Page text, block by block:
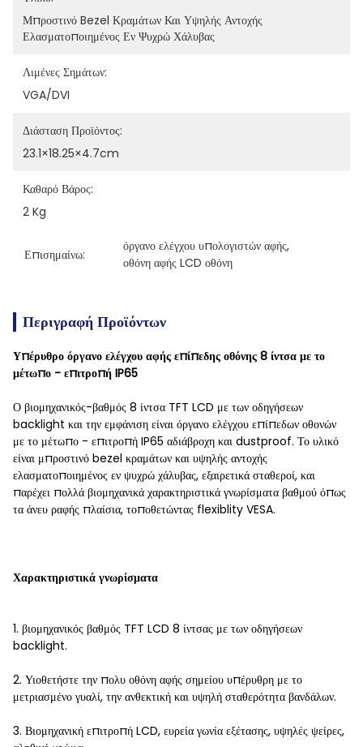
Μπροστινό Bezel Κραμάτων Και Υψηλής Αντοχής
Ελασματοποιημένος Εν Ψυχρώ Χάλυβας
Λιμένες Σημάτων:
VGA/DVI
Διάσταση Προϊόντος:
23.1×18.25×4.7cm
Καθαρό Βάρος:
2 Kg
Επισημαίνω:
όργανο ελέγχου υπολογιστών αφής,
οθόνη αφής LCD οθόνη
Περιγραφή Προϊόντων
Υπέρυθρο όργανο ελέγχου αφής επίπεδης οθόνης 8 ίντσα με το
μέτωπο - επιτροπή IP65
Ο βιομηχανικός-βαθμός 8 ίντσα TFT LCD με των οδηγήσεων
backlight και την εμφάνιση είναι όργανο ελέγχου επίπεδων οθονών
με το μέτωπο - επιτροπή IP65 αδιάβροχη και dustproof. Το υλικό
είναι μπροστινό bezel κραμάτων και υψηλής αντοχής
ελασματοποιημένος εν ψυχρώ χάλυβας, εξαιρετικά σταθεροί, και
παρέχει πολλά βιομηχανικά χαρακτηριστικά γνωρίσματα βαθμού όπως
τα άνευ ραφής πλαίσια, τοποθετώντας flexiblity VESA.
Χαρακτηριστικά γνωρίσματα
1. βιομηχανικός βαθμός TFT LCD 8 ίντσας με των οδηγήσεων
backlight.
2. Υιοθετήστε την πολυ οθόνη αφής σημείου υπέρυθρη με το
μετριασμένο γυαλί, την ανθεκτική και υψηλή σταθερότητα βανδάλων.
3. Βιομηχανική επιτροπή LCD, ευρεία γωνία εξέτασης, υψηλές ψείρες,